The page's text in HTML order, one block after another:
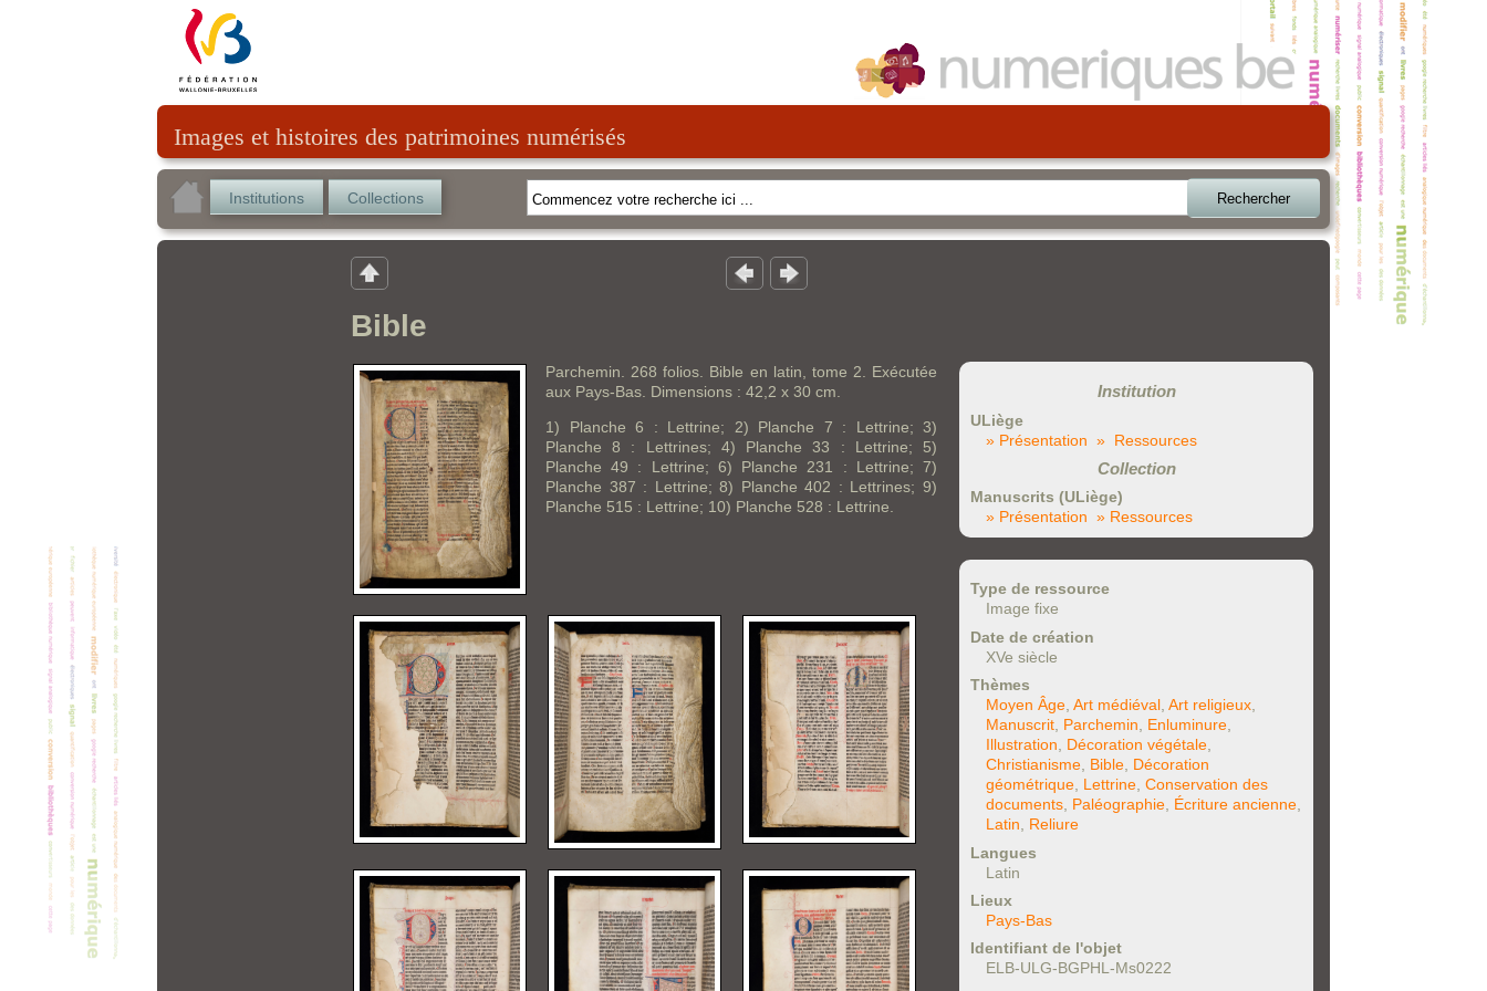
Images et histoires des patrimoines numérisés
Institutions Collections Rechercher
Bible
Parchemin. 268 folios. Bible en latin, tome 2. Exécutée
aux Pays-Bas. Dimensions : 42,2 x 30 cm.
1) Planche 6 : Lettrine; 2) Planche 7 : Lettrine; 3)
Planche 8 : Lettrines; 4) Planche 33 : Lettrine; 5)
Planche 49 : Lettrine; 6) Planche 231 : Lettrine; 7)
Planche 387 : Lettrine; 8) Planche 402 : Lettrines; 9)
Planche 515 : Lettrine; 10) Planche 528 : Lettrine.
Institution
ULiège
» Présentation » Ressources
Collection
Manuscrits (ULiège)
» Présentation » Ressources
Type de ressource
Image fixe
Date de création
XVe siècle
Thèmes
Moyen Âge, Art médiéval, Art religieux,
Manuscrit, Parchemin, Enluminure,
Illustration, Décoration végétale,
Christianisme, Bible, Décoration
géométrique, Lettrine, Conservation des
documents, Paléographie, Écriture ancienne,
Latin, Reliure
Langues
Latin
Lieux
Pays-Bas
Identifiant de l'objet
ELB-ULG-BGPHL-Ms0222